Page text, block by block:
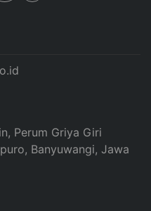
Perum Griya Giri
Banyuwangi, Jawa